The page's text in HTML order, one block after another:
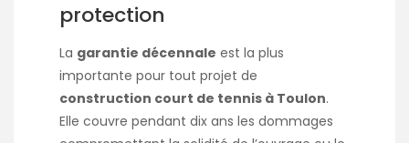
protection
La garantie décennale est la plus
importante pour tout projet de
construction court de tennis à Toulon.
Elle couvre pendant dix ans les dommages